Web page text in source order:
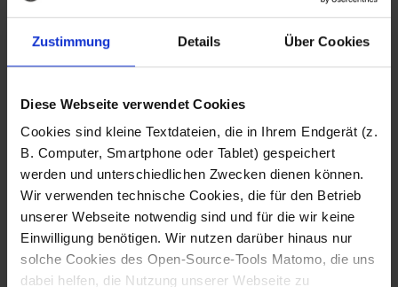
Zustimmung Details Über Cookies
Diese Webseite verwendet Cookies
Cookies sind kleine Textdateien, die in Ihrem Endgerät (z.
B. Computer, Smartphone oder Tablet) gespeichert
werden und unterschiedlichen Zwecken dienen können.
Wir verwenden technische Cookies, die für den Betrieb
unserer Webseite notwendig sind und für die wir keine
Einwilligung benötigen. Wir nutzen darüber hinaus nur
solche Cookies des Open-Source-Tools Matomo, die uns
dabei helfen, die Nutzung unserer Webseite zu
Fotografo: Lorenz
Sternbach
Download
Fotografo: Lorenz
Sternbach
Download